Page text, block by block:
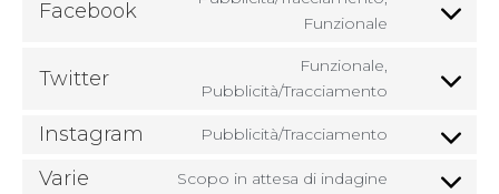
Facebook
Funzionale
Twitter
Funzionale,
Pubblicità/Tracciamento
Instagram Pubblicità/Tracciamento
Varie Scopo in attesa di indagine